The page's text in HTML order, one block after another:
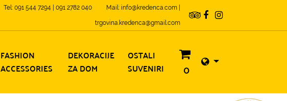
Tel: 091 544 7294 | 091 2782 040 Mail: info@kredenca.com |
trgovina.kredenca@gmail.com
FASHION
ACCESSORIES
DEKORACIJE
ZA DOM
OSTALI
SUVENIRI
0